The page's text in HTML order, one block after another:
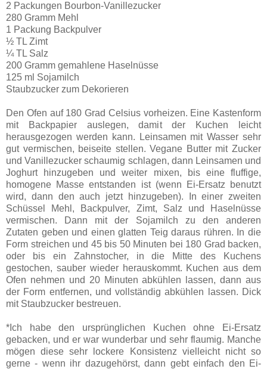
2 Packungen Bourbon-Vanillezucker
280 Gramm Mehl
1 Packung Backpulver
½ TL Zimt
¼ TL Salz
200 Gramm gemahlene Haselnüsse
125 ml Sojamilch
Staubzucker zum Dekorieren
Den Ofen auf 180 Grad Celsius vorheizen. Eine Kastenform
mit Backpapier auslegen, damit der Kuchen leicht
herausgezogen werden kann. Leinsamen mit Wasser sehr
gut vermischen, beiseite stellen. Vegane Butter mit Zucker
und Vanillezucker schaumig schlagen, dann Leinsamen und
Joghurt hinzugeben und weiter mixen, bis eine fluffige,
homogene Masse entstanden ist (wenn Ei-Ersatz benutzt
wird, dann den auch jetzt hinzugeben). In einer zweiten
Schüssel Mehl, Backpulver, Zimt, Salz und Haselnüsse
vermischen. Dann mit der Sojamilch zu den anderen
Zutaten geben und einen glatten Teig daraus rühren. In die
Form streichen und 45 bis 50 Minuten bei 180 Grad backen,
oder bis ein Zahnstocher, in die Mitte des Kuchens
gestochen, sauber wieder herauskommt. Kuchen aus dem
Ofen nehmen und 20 Minuten abkühlen lassen, dann aus
der Form entfernen, und vollständig abkühlen lassen. Dick
mit Staubzucker bestreuen.
*Ich habe den ursprünglichen Kuchen ohne Ei-Ersatz
gebacken, und er war wunderbar und sehr flaumig. Manche
mögen diese sehr lockere Konsistenz vielleicht nicht so
gerne - wenn ihr dazugehörst, dann gebt einfach den Ei-